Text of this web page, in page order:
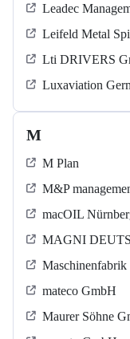
Leadec
Leifeld Metal
Lti DRIVERS
Luxaviation
M
M Plan
M&P
macOIL
MAGNI
mateco GmbH
Maurer Söhne